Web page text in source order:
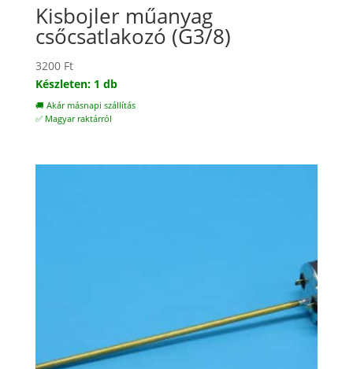
Kisbojler műanyag
csőcsatlakozó (G3/8)
3200 Ft
Készleten: 1 db
🚚 Akár másnapi szállítás
✅ Magyar raktárról